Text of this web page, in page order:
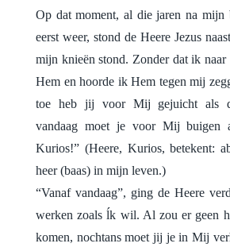
Op dat moment, al die jaren na mijn
eerst weer, stond de Heere Jezus
mijn knieën stond. Zonder dat ik
Hem en hoorde ik Hem tegen mij
toe heb jij voor Mij gejuicht als
vandaag moet je voor Mij buigen
Kurios!” (Heere, Kurios, betekent:
heer (baas) in mijn leven.)
“Vanaf vandaag”, ging de Heere
werken zoals ĺk wil. Al zou er geen
komen, nochtans moet jij je in Mij